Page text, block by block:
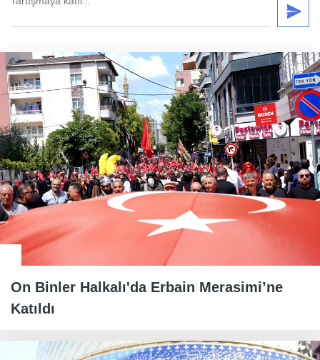
On Binler Halkalı'da Erbain Merasimi’ne
Katıldı